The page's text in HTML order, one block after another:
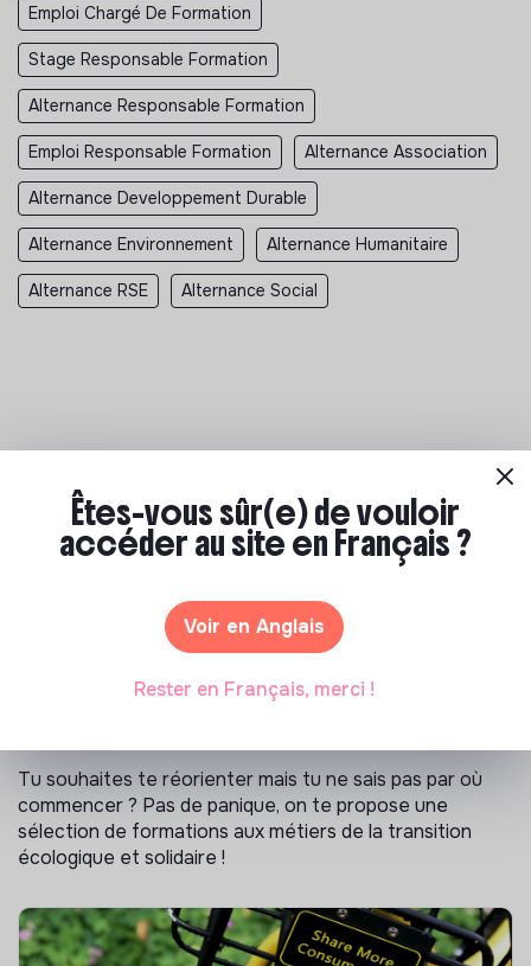
Emploi Chargé De Formation
Stage Responsable Formation
Alternance Responsable Formation
Emploi Responsable Formation Alternance Association
Alternance Developpement Durable
Alternance Environnement Alternance Humanitaire
Alternance RSE Alternance Social
Les entreprises à impact positif et associations qui recrutent
Médecins sans Frontières France recrutement >
Paris - Alternance - Formateur interne, Chargé de formation -
Santé - 07/05/2026
Tu souhaites te réorienter mais tu ne sais pas par où
commencer ? Pas de panique, on te propose une
sélection de formations aux métiers de la transition
écologique et solidaire !
Êtes-vous sûr(e) de vouloir
accéder au site en Français ?
Voir en Anglais
Rester en Français, merci !